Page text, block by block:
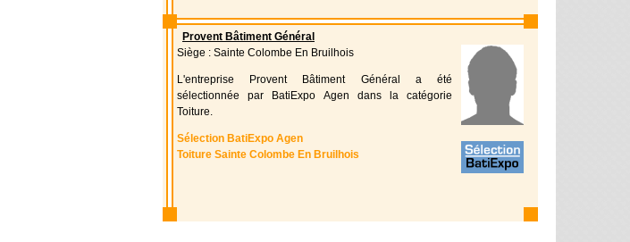
Provent Bâtiment Général
Siège : Sainte Colombe En Bruilhois
L'entreprise Provent Bâtiment Général a été
sélectionnée par BatiExpo Agen dans la catégorie
Toiture.
Sélection BatiExpo Agen
Toiture Sainte Colombe En Bruilhois